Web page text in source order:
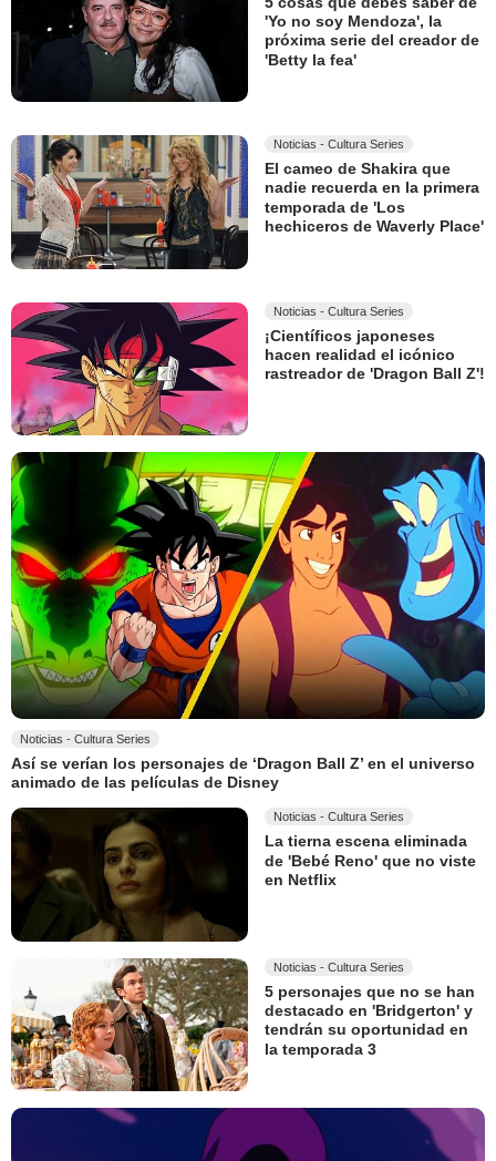
'Yo no soy Mendoza', la
próxima serie del creador de
'Betty la fea'
Noticias - Cultura Series
El cameo de Shakira que
nadie recuerda en la primera
temporada de 'Los
hechiceros de Waverly Place'
Noticias - Cultura Series
¡Científicos japoneses
hacen realidad el icónico
rastreador de 'Dragon Ball Z'!
Noticias - Cultura Series
Así se verían los personajes de ‘Dragon Ball Z’ en el universo
animado de las películas de Disney
Noticias - Cultura Series
La tierna escena eliminada
de 'Bebé Reno' que no viste
en Netflix
Noticias - Cultura Series
5 personajes que no se han
destacado en 'Bridgerton' y
tendrán su oportunidad en
la temporada 3